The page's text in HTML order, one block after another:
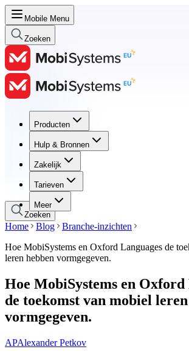
Mobile Menu
Zoeken
Producten
Hulp & Bronnen
Zakelijk
Tarieven
Meer
Producten
Hulp & Bronnen
Zakelijk
Tarieven
Zoeken
Home Blog
Branche-inzichten
Hoe MobiSystems en Oxford Languages de
leren hebben vormgegeven.
Hoe MobiSystems en Oxford
de toekomst van mobiel
vormgegeven.
APAlexander Petkov